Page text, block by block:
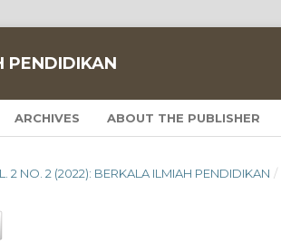
PENDIDIKAN
ARCHIVES ABOUT THE PUBLISHER
2 NO. 2 (2022): BERKALA ILMIAH PENDIDIKAN /